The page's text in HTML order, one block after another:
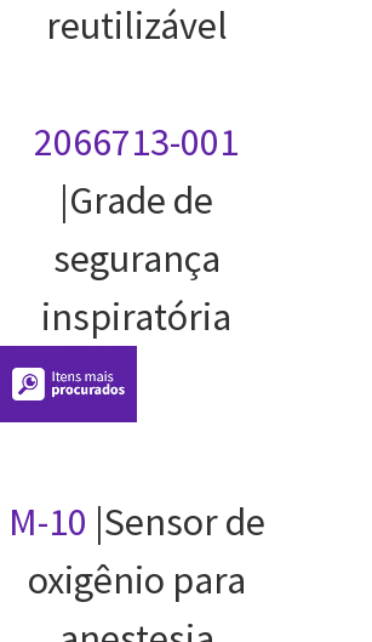
reutilizável
2066713-001
|Grade de
segurança
inspiratória
M-10 |Sensor de
oxigênio para